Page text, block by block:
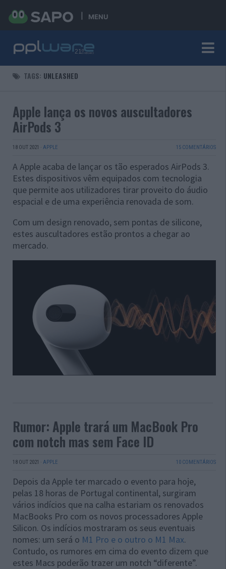
MENU
TAGS: UNLEASHED
Apple lança os novos auscultadores
AirPods 3
18 OUT 2021 · APPLE 15 COMENTÁRIOS
A Apple acaba de lançar os tão esperados AirPods 3.
Estes dispositivos vêm equipados com tecnologia
que permite aos utilizadores tirar proveito do áudio
espacial e de uma experiência renovada de som.
Com um design renovado, sem pontas de silicone,
estes auscultadores estão prontos a chegar ao
mercado.
Rumor: Apple trará um MacBook Pro
com notch mas sem Face ID
18 OUT 2021 · APPLE 10 COMENTÁRIOS
Depois da Apple ter marcado o evento para hoje,
pelas 18 horas de Portugal continental, surgiram
vários indícios que na calha estariam os renovados
MacBooks Pro com os novos processadores Apple
Silicon. Os indícios mostraram os seus eventuais
nomes: um será o M1 Pro e o outro o M1 Max.
Contudo, os rumores em cima do evento dizem que
estes Macs poderão trazer um notch “diferente”.